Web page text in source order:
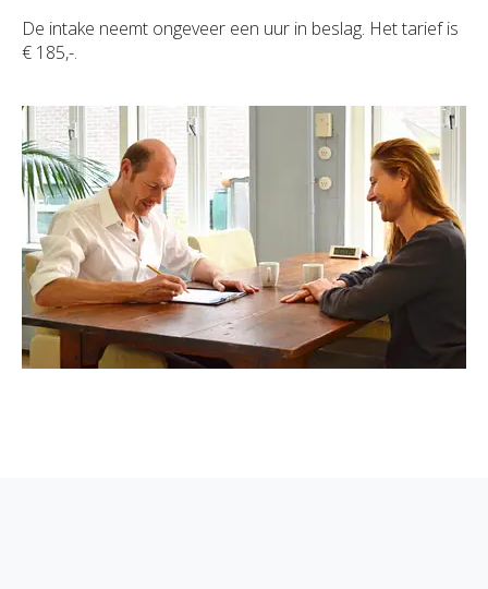
De intake neemt ongeveer een uur in beslag. Het tarief is
€ 185,-.